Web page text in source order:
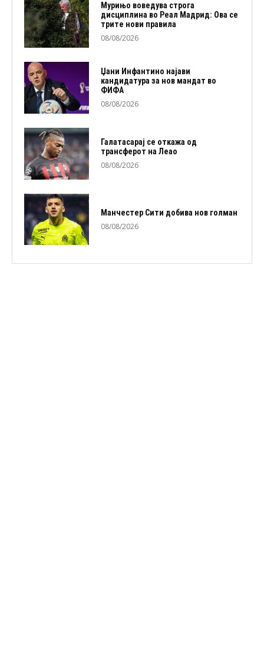
Мурињо воведува строга
дисциплина во Реал Мадрид: Ова се
трите нови правила
08/08/2026
Џани Инфантино најави
кандидатура за нов мандат во
ФИФА
08/08/2026
Галатасарај се откажа од
трансферот на Леао
08/08/2026
Манчестер Сити добива нов голман
08/08/2026